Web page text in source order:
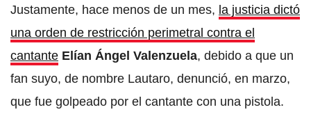
Justamente, hace menos de un mes, la justicia dictó
una orden de restricción perimetral contra el
cantante Elían Ángel Valenzuela, debido a que un
fan suyo, de nombre Lautaro, denunció, en marzo,
que fue golpeado por el cantante con una pistola.